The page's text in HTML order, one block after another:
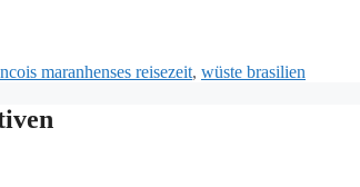
maranhenses reisezeit, wüste brasilien